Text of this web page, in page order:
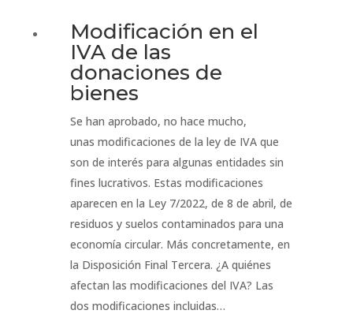
Modificación en el
IVA de las
donaciones de
bienes
Se han aprobado, no hace mucho,
unas modificaciones de la ley de IVA que
son de interés para algunas entidades sin
fines lucrativos. Estas modificaciones
aparecen en la Ley 7/2022, de 8 de abril, de
residuos y suelos contaminados para una
economía circular. Más concretamente, en
la Disposición Final Tercera. ¿A quiénes
afectan las modificaciones del IVA? Las
dos modificaciones incluidas…